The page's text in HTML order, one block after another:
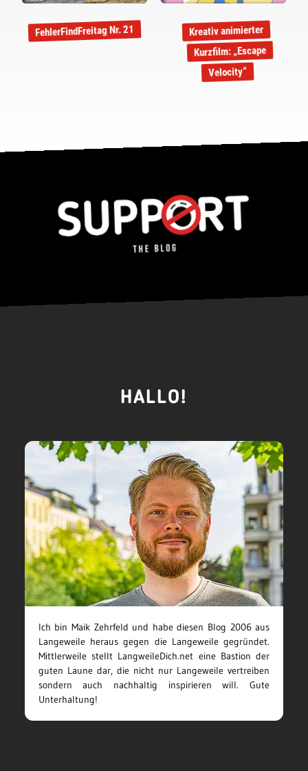
FehlerFindFreitag Nr. 21 Kreativ animierter
Kurzfilm: „Escape
Velocity“
HALLO!
Ich bin Maik Zehrfeld und habe diesen Blog 2006 aus
Langeweile heraus gegen die Langeweile gegründet.
Mittlerweile stellt LangweileDich.net eine Bastion der
guten Laune dar, die nicht nur Langeweile vertreiben
sondern auch nachhaltig inspirieren will. Gute
Unterhaltung!